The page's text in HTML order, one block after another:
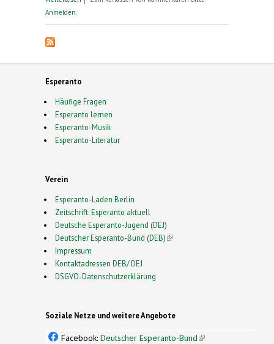
Anmelden
Esperanto
Häufige Fragen
Esperanto lernen
Esperanto-Musik
Esperanto-Literatur
Verein
Esperanto-Laden Berlin
Zeitschrift: Esperanto aktuell
Deutsche Esperanto-Jugend (DEJ)
Deutscher Esperanto-Bund (DEB)(link is external)
Impressum
Kontaktadressen DEB/ DEJ
DSGVO-Datenschutzerklärung
Soziale Netze und weitere Angebote
Facebook: Deutscher Esperanto-Bund(link is